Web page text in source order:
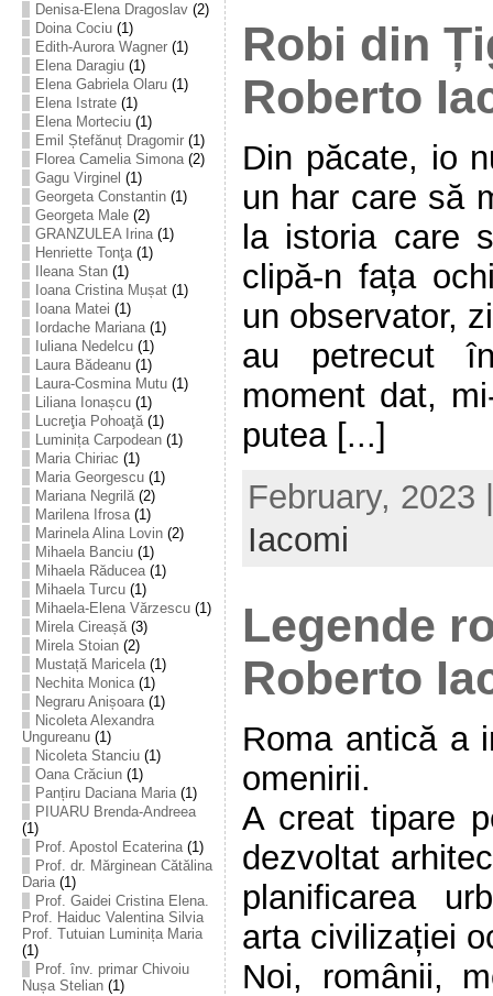
Denisa-Elena Dragoslav(2)
Doina Cociu(1)
Edith-Aurora Wagner(1)
Elena Daragiu(1)
Elena Gabriela Olaru(1)
Elena Istrate(1)
Elena Morteciu(1)
Emil Ștefănuț Dragomir(1)
Florea Camelia Simona(2)
Gagu Virginel (1)
Georgeta Constantin(1)
Georgeta Male(2)
GRANZULEA Irina(1)
Henriette Tonţa(1)
Ileana Stan(1)
Ioana Cristina Mușat(1)
Ioana Matei (1)
Iordache Mariana(1)
Iuliana Nedelcu(1)
Laura Bădeanu(1)
Laura-Cosmina Mutu(1)
Liliana Ionașcu(1)
Lucreţia Pohoaţă(1)
Luminița Carpodean(1)
Maria Chiriac (1)
Maria Georgescu(1)
Mariana Negrilă(2)
Marilena Ifrosa(1)
Marinela Alina Lovin(2)
Mihaela Banciu(1)
Mihaela Răducea(1)
Mihaela Turcu(1)
Mihaela-Elena Vărzescu(1)
Mirela Cireașă(3)
Mirela Stoian(2)
Mustață Maricela(1)
Nechita Monica(1)
Negraru Anișoara(1)
Nicoleta Alexandra
Ungureanu(1)
Nicoleta Stanciu(1)
Oana Crăciun(1)
Panțiru Daciana Maria(1)
PIUARU Brenda-Andreea
(1)
Prof. Apostol Ecaterina(1)
Prof. dr. Mărginean Cătălina
Daria(1)
Prof. Gaidei Cristina Elena.
Prof. Haiduc Valentina Silvia
Prof. Tutuian Luminița Maria
(1)
Prof. înv. primar Chivoiu
Nușa Stelian(1)
Robi din
Roberto
Din păcate, io
un har care să
la istoria care
clipă-n fața
un observator,
au petrecut
moment dat,
putea [...]
February, 2023
Iacomi
Legende
Roberto
Roma antică a
omenirii.
A creat tipare
dezvoltat
planificarea
arta civilizației
Noi, românii,